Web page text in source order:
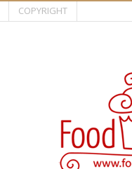
COPYRIGHT